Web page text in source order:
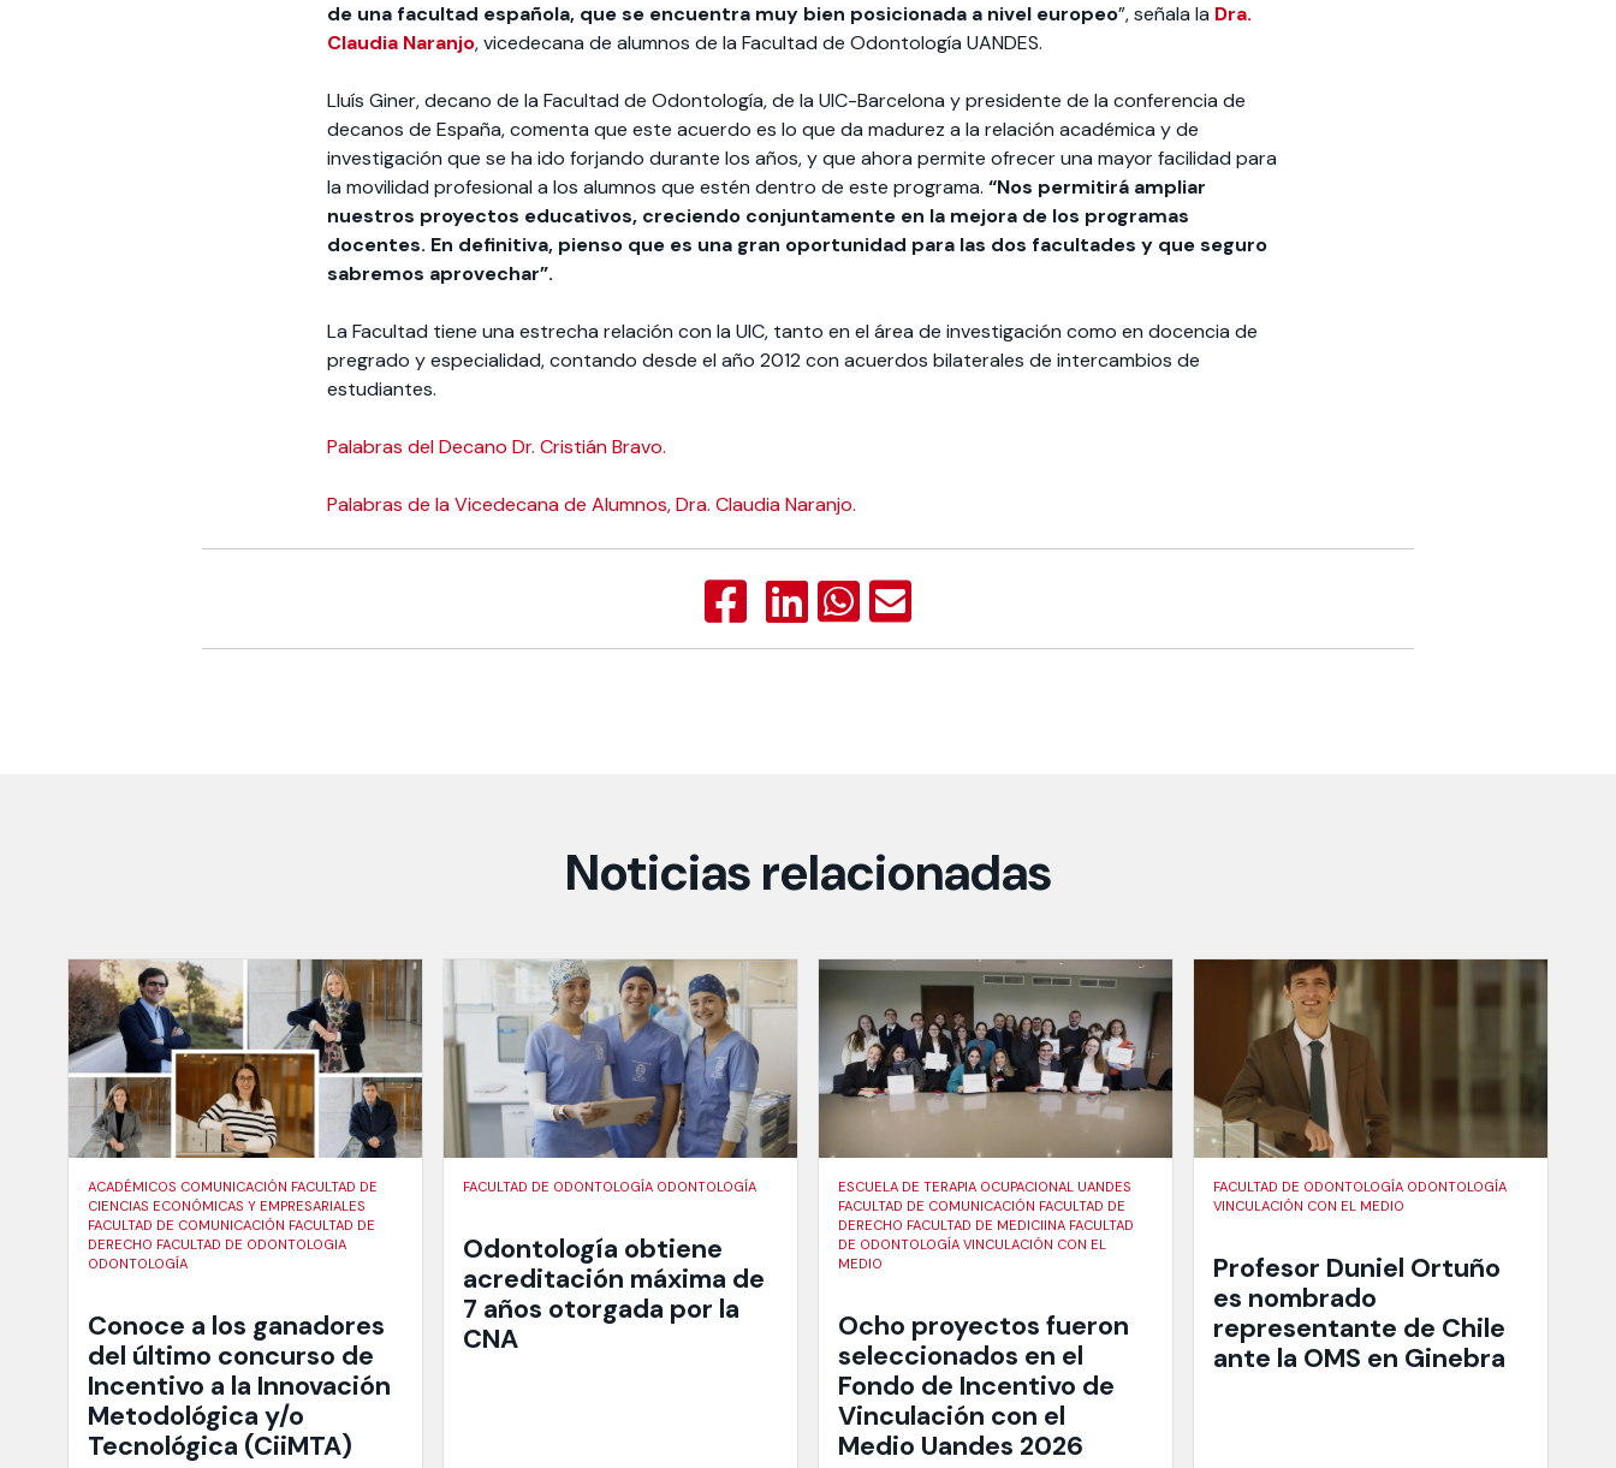
de una facultad española, que se encuentra muy bien posicionada a nivel europeo”, señala la Dra.
Claudia Naranjo, vicedecana de alumnos de la Facultad de Odontología UANDES.
Lluís Giner, decano de la Facultad de Odontología, de la UIC-Barcelona y presidente de la conferencia de
decanos de España, comenta que este acuerdo es lo que da madurez a la relación académica y de
investigación que se ha ido forjando durante los años, y que ahora permite ofrecer una mayor facilidad para
la movilidad profesional a los alumnos que estén dentro de este programa. “Nos permitirá ampliar
nuestros proyectos educativos, creciendo conjuntamente en la mejora de los programas
docentes. En definitiva, pienso que es una gran oportunidad para las dos facultades y que seguro
sabremos aprovechar”.
La Facultad tiene una estrecha relación con la UIC, tanto en el área de investigación como en docencia de
pregrado y especialidad, contando desde el año 2012 con acuerdos bilaterales de intercambios de
estudiantes.
Palabras del Decano Dr. Cristián Bravo.
Palabras de la Vicedecana de Alumnos, Dra. Claudia Naranjo.
Noticias relacionadas
ACADÉMICOS COMUNICACIÓN FACULTAD DE
CIENCIAS ECONÓMICAS Y EMPRESARIALES
FACULTAD DE COMUNICACIÓN FACULTAD DE
DERECHO FACULTAD DE ODONTOLOGIA
ODONTOLOGÍA
Conoce a los ganadores
del último concurso de
Incentivo a la Innovación
Metodológica y/o
Tecnológica (CiiMTA)
FACULTAD DE ODONTOLOGÍA ODONTOLOGÍA
Odontología obtiene
acreditación máxima de
7 años otorgada por la
CNA
ESCUELA DE TERAPIA OCUPACIONAL UANDES
FACULTAD DE COMUNICACIÓN FACULTAD DE
DERECHO FACULTAD DE MEDICIINA FACULTAD
DE ODONTOLOGÍA VINCULACIÓN CON EL
MEDIO
Ocho proyectos fueron
seleccionados en el
Fondo de Incentivo de
Vinculación con el
Medio Uandes 2026
FACULTAD DE ODONTOLOGÍA ODONTOLOGÍA
VINCULACIÓN CON EL MEDIO
Profesor Duniel Ortuño
es nombrado
representante de Chile
ante la OMS en Ginebra